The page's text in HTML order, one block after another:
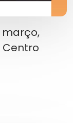
março,